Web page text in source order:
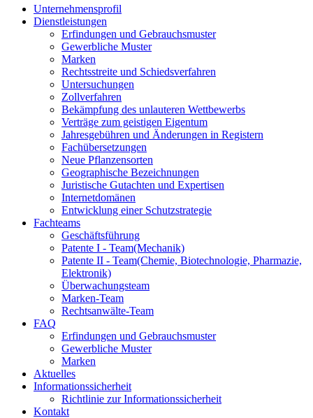
Unternehmensprofil
Dienstleistungen
Erfindungen und Gebrauchsmuster
Gewerbliche Muster
Marken
Rechtsstreite und Schiedsverfahren
Untersuchungen
Zollverfahren
Bekämpfung des unlauteren Wettbewerbs
Verträge zum geistigen Eigentum
Jahresgebühren und Änderungen in Registern
Fachübersetzungen
Neue Pflanzensorten
Geographische Bezeichnungen
Juristische Gutachten und Expertisen
Internetdomänen
Entwicklung einer Schutzstrategie
Fachteams
Geschäftsführung
Patente I - Team(Mechanik)
Patente II - Team(Chemie, Biotechnologie, Pharmazie,
Elektronik)
Überwachungsteam
Marken-Team
Rechtsanwälte-Team
FAQ
Erfindungen und Gebrauchsmuster
Gewerbliche Muster
Marken
Aktuelles
Informationssicherheit
Richtlinie zur Informationssicherheit
Kontakt